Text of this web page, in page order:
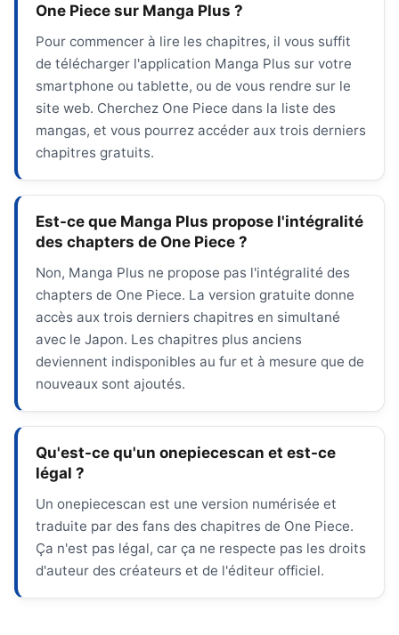
One Piece sur Manga Plus ?
Pour commencer à lire les chapitres, il vous suffit
de télécharger l'application Manga Plus sur votre
smartphone ou tablette, ou de vous rendre sur le
site web. Cherchez One Piece dans la liste des
mangas, et vous pourrez accéder aux trois derniers
chapitres gratuits.
Est-ce que Manga Plus propose l'intégralité
des chapters de One Piece ?
Non, Manga Plus ne propose pas l'intégralité des
chapters de One Piece. La version gratuite donne
accès aux trois derniers chapitres en simultané
avec le Japon. Les chapitres plus anciens
deviennent indisponibles au fur et à mesure que de
nouveaux sont ajoutés.
Qu'est-ce qu'un onepiecescan et est-ce
légal ?
Un onepiecescan est une version numérisée et
traduite par des fans des chapitres de One Piece.
Ça n'est pas légal, car ça ne respecte pas les droits
d'auteur des créateurs et de l'éditeur officiel.